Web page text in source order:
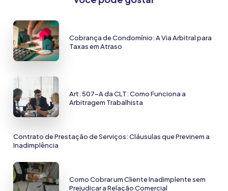
Cobrança de Condomínio: A Via Arbitral para
Taxas em Atraso
Art. 507-A da CLT: Como Funciona a
Arbitragem Trabalhista
Contrato de Prestação de Serviços: Cláusulas que Previnem a
Inadimplência
Como Cobrar um Cliente Inadimplente sem
Prejudicar a Relação Comercial